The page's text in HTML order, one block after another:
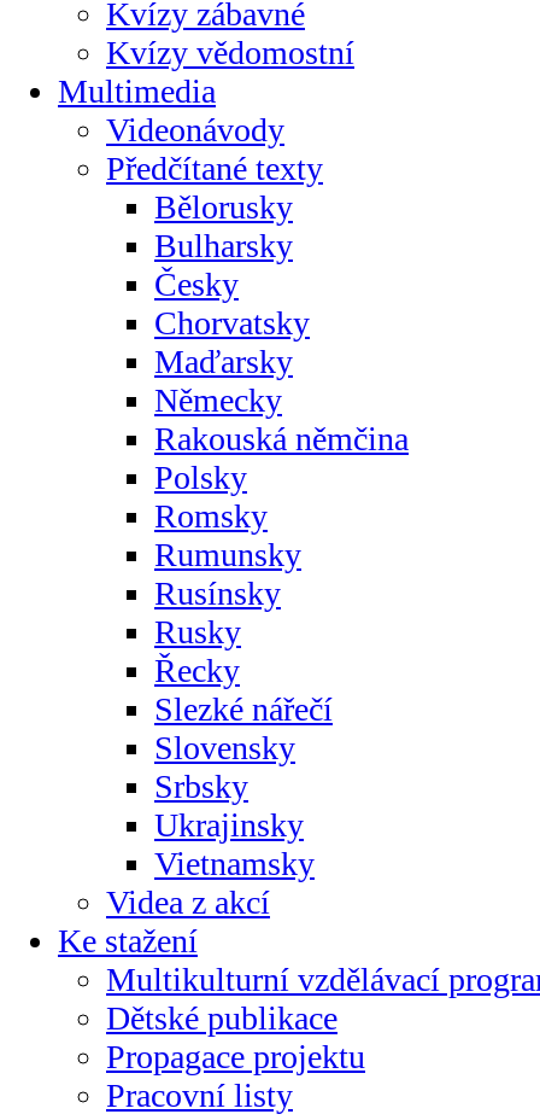
Kvízy zábavné
Kvízy vědomostní
Multimedia
Videonávody
Předčítané texty
Bělorusky
Bulharsky
Česky
Chorvatsky
Maďarsky
Německy
Rakouská němčina
Polsky
Romsky
Rumunsky
Rusínsky
Rusky
Řecky
Slezké nářečí
Slovensky
Srbsky
Ukrajinsky
Vietnamsky
Videa z akcí
Ke stažení
Multikulturní vzdělávací
Dětské publikace
Propagace projektu
Pracovní listy